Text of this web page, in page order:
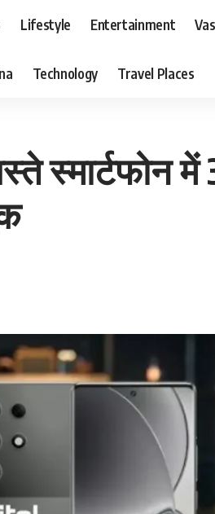
Lifestyle Entertainment
Technology Travel Places
स्मार्टफोन